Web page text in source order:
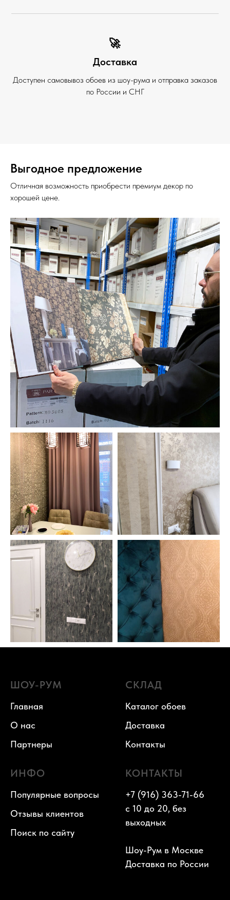
🚀
Доставка
Доступен самовывоз обоев из шоу-рума и отправка заказов
по России и СНГ
Выгодное предложение
Отличная возможность приобрести премиум декор по
хорошей цене.
ШОУ-РУМ
Главная
О нас
Партнеры
СКЛАД
Каталог обоев
Доставка
Контакты
ИНФО
Популярные вопросы
Отзывы клиентов
Поиск по сайту
КОНТАКТЫ
+7 (916) 363-71-66
с 10 до 20, без
выходных
Шоу-Рум в Москве
Доставка по России